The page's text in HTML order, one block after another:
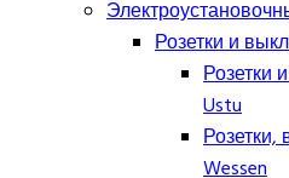
Розетки и
Розетки
Ustu
Wessen